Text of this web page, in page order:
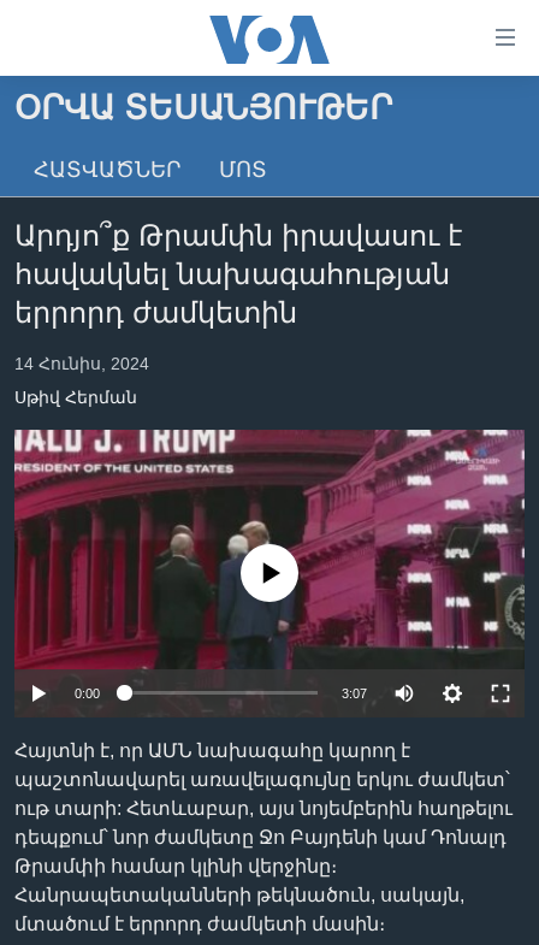
անցնել
հիմնական
անցնել
բովանդակությանը
հիմնական
բովանդակություն
ԳԼԽԱՎՈՐ ԷՋ
ԼՈՒՐԵՐ
ՏԵՍԱՆՅՈՒԹԵՐ
ՖԻԼՄԵՐ
IN ENGLISH
ՄԵՐ ՄԱՍԻՆ
«ԱՄԵՐԻԿԱՅԻ ՁԱՅՆ»-Ի ԿԱՆՈՆԱԴՐՈՒԹՅՈՒՆ
ԿԱՊ ՄԵԶ ՀԵՏ
ՈՒԿՐԱԻՆԱԿԱՆ ՊԱՏԵՐԱԶՄ
Learning English
ՀԵՏԵՒԵՔ ՄԵԶ
Լեզուներ
ՕՐՎԱ ՏԵՍԱՆՅՈՒԹԵՐ
ՀԱՏՎԱԾՆԵՐ ՄՈՏ
Արդյո՞ք Թրամփն իրավասու է
հավակնել նախագահության
երրորդ ժամկետին
14 Հունիս, 2024
Սթիվ Հերման
No media source currently available
0:00 3:07
Հայտնի է, որ ԱՄՆ նախագահը կարող է
պաշտոնավարել առավելագույնը երկու ժամկետ՝
ութ տարի: Հետևաբար, այս նոյեմբերին հաղթելու
դեպքում՝ նոր ժամկետը Ջո Բայդենի կամ Դոնալդ
Թրամփի համար կլինի վերջինը։
Հանրապետականների թեկնածուն, սակայն,
մտածում է երրորդ ժամկետի մասին։